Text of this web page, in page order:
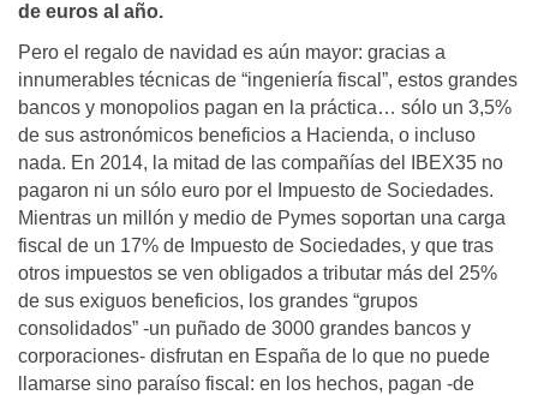
de euros al año.
Pero el regalo de navidad es aún mayor: gracias a
innumerables técnicas de “ingeniería fiscal”, estos grandes
bancos y monop­olios pagan en la práctica… sólo un 3,5%
de sus astronómicos beneficios a Hacienda, o incluso
nada. En 2014, la mitad de las compañías del IBEX35 no
pa­garon ni un sólo euro por el Im­puesto de Sociedades.
Mientras un millón y medio de Pymes soportan una carga
fiscal de un 17% de Impuesto de Sociedades, y que tras
otros impuestos se ven obligados a tributar más del 25%
de sus exiguos beneficios, los grandes “grupos
consolidados” -un puñado de 3000 grandes ban­cos y
corporaciones- disfrutan en España de lo que no puede
llamarse sino paraíso fiscal: en los hechos, pagan -de